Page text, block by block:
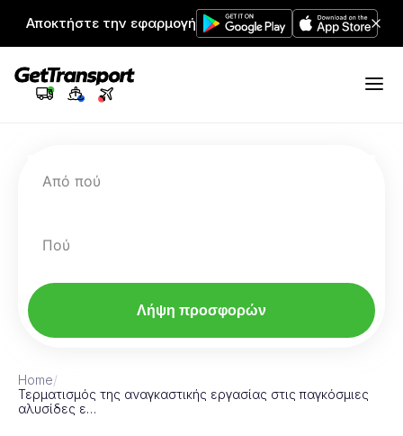
Αποκτήστε την εφαρμογή
Από πού
Πού
Λήψη προσφορών
Home/
Τερματισμός της αναγκαστικής εργασίας στις παγκόσμιες
αλυσίδες ε…